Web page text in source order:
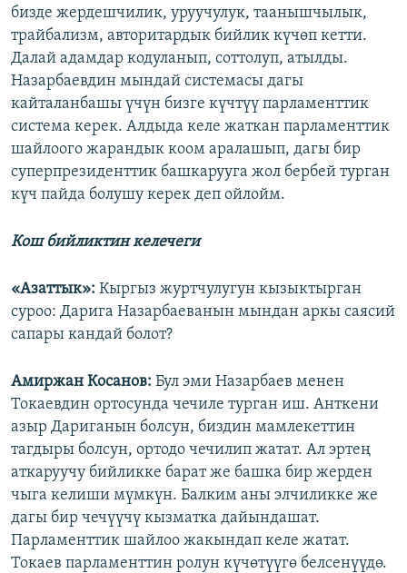
бизде жердешчилик, уруучулук, таанышчылык,
трайбализм, авторитардык бийлик күчөп кетти.
Далай адамдар кодуланып, соттолуп, атылды.
Назарбаевдин мындай системасы дагы
кайталанбашы үчүн бизге күчтүү парламенттик
система керек. Алдыда келе жаткан парламенттик
шайлоого жарандык коом аралашып, дагы бир
суперпрезиденттик башкарууга жол бербей турган
күч пайда болушу керек деп ойлойм.
Кош бийликтин келечеги
«Азаттык»: Кыргыз журтчулугун кызыктырган
суроо: Дарига Назарбаеванын мындан аркы саясий
сапары кандай болот?
Амиржан Косанов: Бул эми Назарбаев менен
Токаевдин ортосунда чечиле турган иш. Анткени
азыр Дариганын болсун, биздин мамлекеттин
тагдыры болсун, ортодо чечилип жатат. Ал эртең
аткаруучу бийликке барат же башка бир жерден
чыга келиши мүмкүн. Балким аны элчиликке же
дагы бир чечүүчү кызматка дайындашат.
Парламенттик шайлоо жакындап келе жатат.
Токаев парламенттин ролун күчөтүүгө белсенүүдө.